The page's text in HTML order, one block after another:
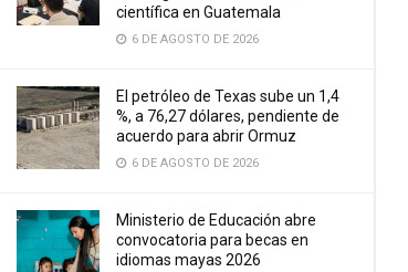
científica en Guatemala
6 DE AGOSTO DE 2026
El petróleo de Texas sube un 1,4
%, a 76,27 dólares, pendiente de
acuerdo para abrir Ormuz
6 DE AGOSTO DE 2026
Ministerio de Educación abre
convocatoria para becas en
idiomas mayas 2026